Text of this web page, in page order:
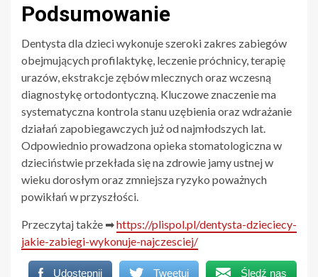
Podsumowanie
Dentysta dla dzieci wykonuje szeroki zakres zabiegów
obejmujących profilaktykę, leczenie próchnicy, terapię
urazów, ekstrakcje zębów mlecznych oraz wczesną
diagnostykę ortodontyczną. Kluczowe znaczenie ma
systematyczna kontrola stanu uzębienia oraz wdrażanie
działań zapobiegawczych już od najmłodszych lat.
Odpowiednio prowadzona opieka stomatologiczna w
dzieciństwie przekłada się na zdrowie jamy ustnej w
wieku dorosłym oraz zmniejsza ryzyko poważnych
powikłań w przyszłości.
Przeczytaj także ➡https://plispol.pl/dentysta-dzieciecy-
jakie-zabiegi-wykonuje-najczesciej/
Udostępnij Tweetuj Śledź nas